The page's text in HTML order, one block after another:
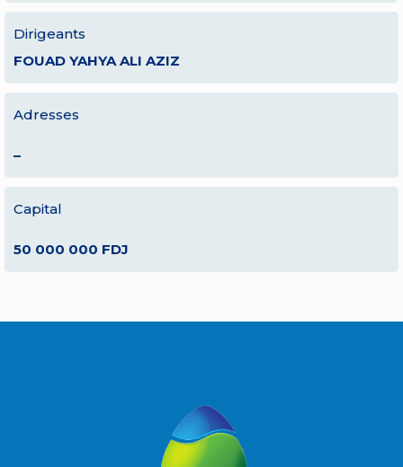
Dirigeants
FOUAD YAHYA ALI AZIZ
Adresses
–
Capital
50 000 000 FDJ